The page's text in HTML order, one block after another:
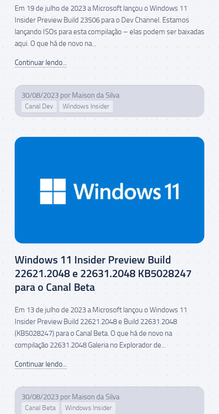
Em 19 de julho de 2023 a Microsoft lançou o Windows 11
Insider Preview Build 23506 para o Dev Channel. Estamos
lançando ISOs para esta compilação – elas podem ser baixadas
aqui. O que há de novo na...
Continuar lendo...
30/08/2023 por Maison da Silva
Canal Dev Windows Insider
Windows 11 Insider Preview Build
22621.2048 e 22631.2048 KB5028247
para o Canal Beta
Em 13 de julho de 2023 a Microsoft lançou o Windows 11
Insider Preview Build 22621.2048 e Build 22631.2048
(KB5028247) para o Canal Beta. O que há de novo na
compilação 22631.2048 Galeria no Explorador de...
Continuar lendo...
30/08/2023 por Maison da Silva
Canal Beta Windows Insider